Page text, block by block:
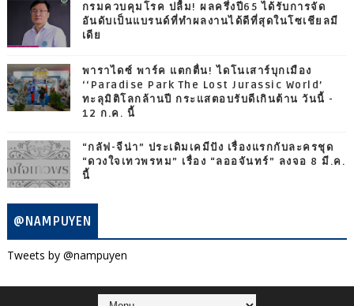
กรมควบคุมโรค ปลื้ม! ผลครึ่งปี65 ได้รับการจัด
อันดับเป็นแบรนด์ที่ทำผลงานได้ดีที่สุดในโซเชียลมี
เดีย
พาราไดซ์ พาร์ค แตกตื่น! ไดโนเสาร์บุกเมือง
‘‘Paradise Park The Lost Jurassic World’
ทะลุมิติโลกล้านปี กระแสตอบรับดีเกินต้าน วันนี้ -
12 ก.ค. นี้
“กลัฟ-จีน่า” ประเดิมเคมีปัง เรื่องแรกกับละครชุด
“ดวงใจเทวพรหม” เรื่อง “ลออจันทร์” ลงจอ 8 มี.ค.
นี้
@NAMPUYEN
Tweets by @nampuyen